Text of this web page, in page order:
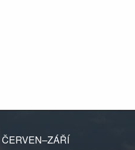
ČERVEN–ZÁŘÍ